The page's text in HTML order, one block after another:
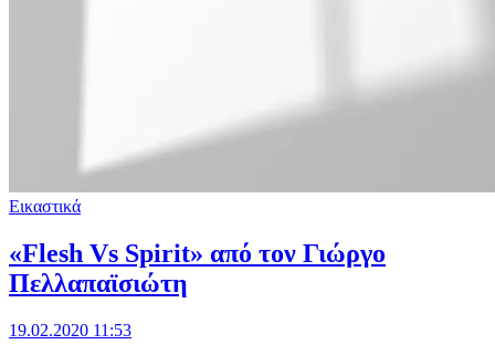
Εικαστικά
«Flesh Vs Spirit» από τον Γιώργο
Πελλαπαϊσιώτη
19.02.2020 11:53